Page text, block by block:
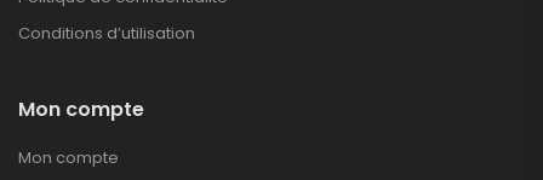
Conditions d’utilisation
Mon compte
Mon compte